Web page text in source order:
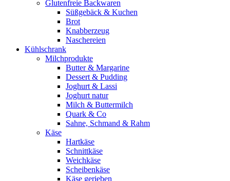
Glutenfreie Backwaren
Süßgebäck & Kuchen
Brot
Knabberzeug
Naschereien
Kühlschrank
Milchprodukte
Butter & Margarine
Dessert & Pudding
Joghurt & Lassi
Joghurt natur
Milch & Buttermilch
Quark & Co
Sahne, Schmand & Rahm
Käse
Hartkäse
Schnittkäse
Weichkäse
Scheibenkäse
Käse gerieben